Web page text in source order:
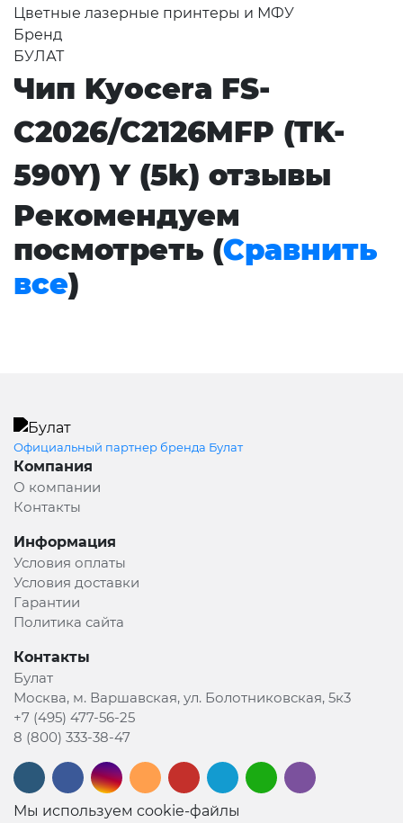
Цветные лазерные принтеры и МФУ
Бренд
БУЛАТ
Чип Kyocera FS-
C2026/C2126MFP (TK-
590Y) Y (5k) отзывы
Рекомендуем
посмотреть (Сравнить
все)
Официальный партнер бренда Булат
Компания
О компании
Контакты
Информация
Условия оплаты
Условия доставки
Гарантии
Политика сайта
Контакты
Булат
Москва, м. Варшавская, ул. Болотниковская, 5к3
+7 (495) 477-56-25
8 (800) 333-38-47
Мы используем cookie-файлы